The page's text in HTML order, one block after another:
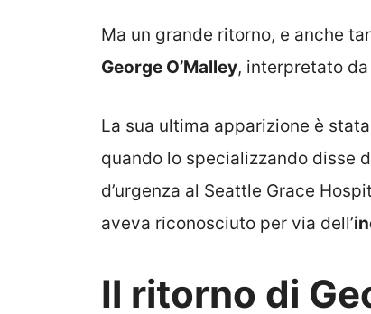
Ma un grande ritorno, e anche
George O’Malley, interpretato da
La sua ultima apparizione è stata
quando lo specializzando disse
d’urgenza al Seattle Grace
aveva riconosciuto per via dell’
Il ritorno di